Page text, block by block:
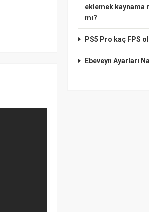
eklemek kaynama
mı?
PS5 Pro kaç FPS
Ebeveyn Ayarları